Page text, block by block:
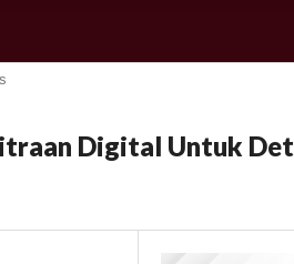
Digital Untuk